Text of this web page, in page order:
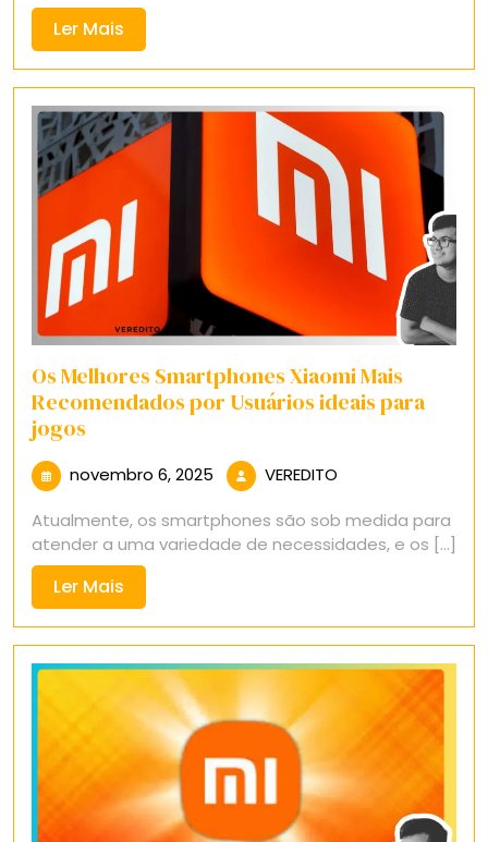
Ler Mais
Mais
Os Melhores Smartphones Xiaomi Mais
Recomendados por Usuários ideais para
jogos
novembro 6, 2025 novembro
2025
VEREDITO
Atualmente, os smartphones são sob medida para
atender a uma variedade de necessidades, e os [...]
Ler Mais
Mais